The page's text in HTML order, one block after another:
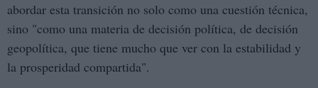
abordar esta transición no solo como una cuestión técnica,
sino "como una materia de decisión política, de decisión
geopolítica, que tiene mucho que ver con la estabilidad y
la prosperidad compartida".